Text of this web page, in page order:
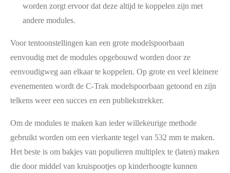
worden zorgt ervoor dat deze altijd te koppelen zijn met
andere modules.
Voor tentoonstellingen kan een grote modelspoorbaan
eenvoudig met de modules opgebouwd worden door ze
eenvoudigweg aan elkaar te koppelen. Op grote en veel kleinere
evenementen wordt de C-Trak modelspoorbaan getoond en zijn
telkens weer een succes en een publiekstrekker.
Om de modules te maken kan ieder willekeurige methode
gebruikt worden om een vierkante tegel van 532 mm te maken.
Het beste is om bakjes van populieren multiplex te (laten) maken
die door middel van kruispootjes op kinderhoogte kunnen